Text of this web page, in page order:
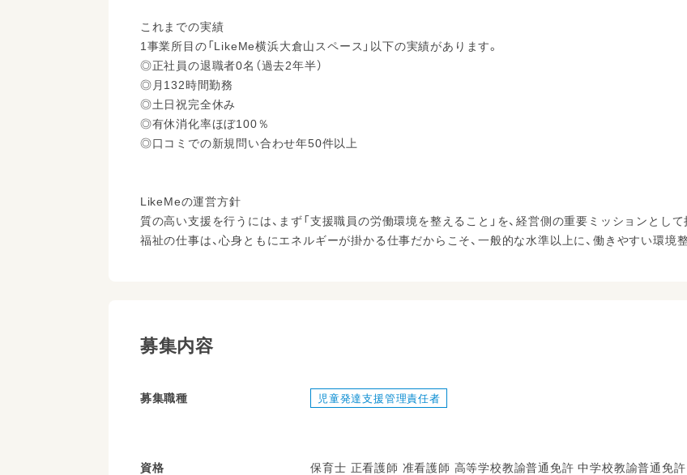
これまでの実績
1事業所目の「LikeMe横浜大倉山スペース」以下の実績があります。
◎正社員の退職者0名（過去2年半）
◎月132時間勤務
◎土日祝完全休み
◎有休消化率ほぼ100％
◎口コミでの新規問い合わせ年50件以上
LikeMeの運営方針
質の高い支援を行うには、まず「支援職員の労働環境を整えること」を、経営側の重要ミッションとして
福祉の仕事は、心身ともにエネルギーが掛かる仕事だからこそ、一般的な水準以上に、働きやすい環境
募集内容
募集職種 児童発達支援管理責任者
資格
保育士 正看護師 准看護師 高等学校教諭普通免許 中学校教諭普通免